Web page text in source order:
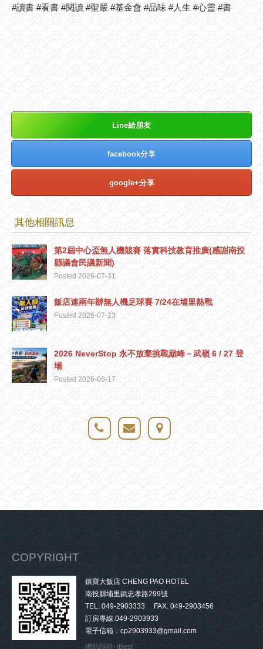
#讀書 #看書 #閱讀 #聖嚴 #基金會 #品味 #人生 #心靈 #書
Line給朋友
facebook分享
google+分享
其他相關訊息
第2屆中心盃無人機競賽 落實科技教育推廣(感謝南投
縣議會民議新聞)
Posted 2026-07-31
飯店連兩年辦無人機足球賽 7/24在埔里熱戰
Posted 2026-07-23
2026 NeverStop 永不放棄挑戰巔峰－武嶺 6 / 27 登
場
Posted 2026-06-17
COPYRIGHT
鎮寶大飯店 CHENG PAO HOTEL
南投縣埔里鎮忠孝路299號
TEL. 049-2903333 FAX. 049-2903456
訂房專線.049-2903933
電子信箱：cp2903933@gmail.com
網站設計‧ iBest